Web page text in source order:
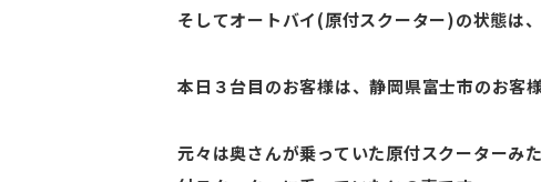
そしてオートバイ(原付スクーター)の状態は
本日３台目のお客様は、静岡県富士市のお客
元々は奥さんが乗っていた原付スクーターみ